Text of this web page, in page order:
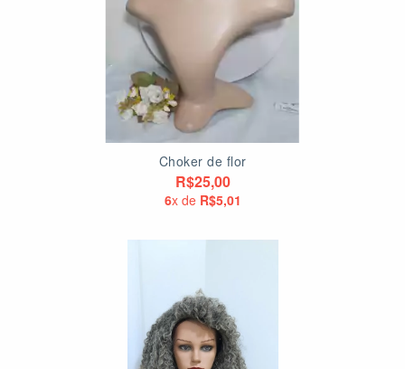
Choker de flor
R$25,00
6x de R$5,01